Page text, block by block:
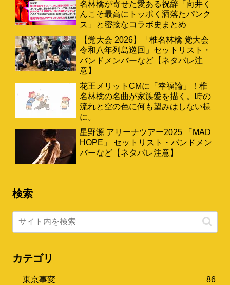
名林檎が寄せた愛ある祝辞「向井く
んこそ最高にトッポく洒落たパンク
ス」と密接なコラボ史まとめ
【党大会 2026】「椎名林檎 党大会
令和八年列島巡回」セットリスト・
バンドメンバーなど【ネタバレ注
意】
花王メリットCMに「幸福論」！椎
名林檎の名曲が家族愛を描く。時の
流れと空の色に何も望みはしない様
に。
星野源 アリーナツアー2025 「MAD
HOPE」 セットリスト・バンドメン
バーなど【ネタバレ注意】
検索
カテゴリ
東京事変 86